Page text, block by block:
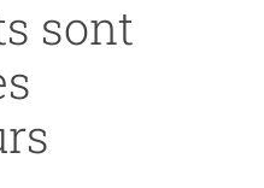
sont